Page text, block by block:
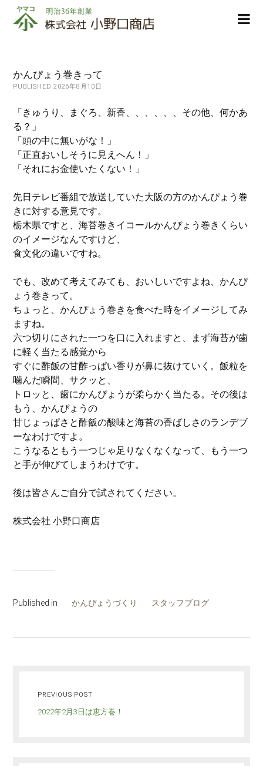
株
式
小
野
商
店
かんぴょう巻きって
PUBLISHED 2026年8月10日
「きゅうり、まぐろ、新香、、、、、、その他、何かあ
る？」
「頭の中に無いがな！」
「正直おいしそうに見えへん！」
「それにお金使いたくない！」
先日テレビ番組で放送していた大阪の方のかんぴょう巻
きに対する意見です。
栃木県ですと、海苔巻きイコールかんぴょう巻きくらい
のイメージなんですけど、
食文化の違いですね。
でも、改めて考えてみても、おいしいですよね、かんぴ
ょう巻きって。
ちょっと、かんぴょう巻きを食べた時をイメージしてみ
ますね。
六つ切りにされた一つを口に入れますと、まず海苔が歯
に軽く当たる感覚から
すぐに酢飯の甘酢っぱい香りが鼻に抜けていく。飯粒を
噛んだ瞬間、サクッと、
トロッと、歯にかんぴょうが柔らかく当たる。その後は
もう、かんぴょうの
甘じょっぱさと酢飯の酸味と海苔の香ばしさのランデブ
ーなわけですよ。
こうなるともう一つじゃ足りなくなくなって、もう一つ
と手が伸びてしまうわけです。
後は皆さんご自分で試されてください。
株式会社 小野口商店
Published in かんぴょうづくり スタッフブログ
PREVIOUS POST
2022年2月3日は恵方巻！